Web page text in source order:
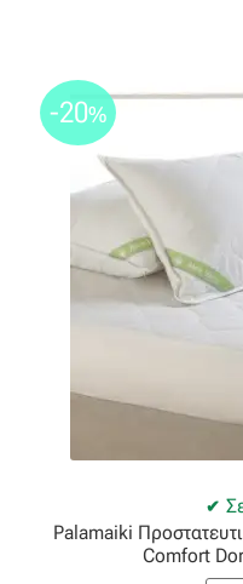
-20%
Palamaiki
Comfort